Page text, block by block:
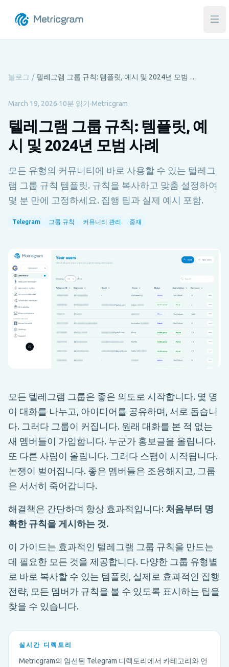
메
블로그 / 텔레그램 그룹 규칙: 템플릿, 예시 및 2024년 모범 사례
March 19, 2026·10분 읽기·Metricgram
텔레그램 그룹 규칙: 템플릿, 예
시 및 2024년 모범 사례
모든 유형의 커뮤니티에 바로 사용할 수 있는 텔레그
램 그룹 규칙 템플릿. 규칙을 복사하고 맞춤 설정하여
몇 분 만에 고정하세요. 집행 팁과 실제 예시 포함.
Telegram 그룹 규칙 커뮤니티 관리 중재
모든 텔레그램 그룹은 좋은 의도로 시작합니다. 몇 명
이 대화를 나누고, 아이디어를 공유하며, 서로 돕습니
다. 그러다 그룹이 커집니다. 원래 대화를 본 적 없는
새 멤버들이 가입합니다. 누군가 홍보글을 올립니다.
또 다른 사람이 올립니다. 그러다 스팸이 시작됩니다.
논쟁이 벌어집니다. 좋은 멤버들은 조용해지고, 그룹
은 서서히 죽어갑니다.
해결책은 간단하며 항상 효과적입니다: 처음부터 명
확한 규칙을 게시하는 것.
이 가이드는 효과적인 텔레그램 그룹 규칙을 만드는
데 필요한 모든 것을 제공합니다. 다양한 그룹 유형별
로 바로 복사할 수 있는 템플릿, 실제로 효과적인 집행
전략, 모든 멤버가 규칙을 볼 수 있도록 표시하는 팁을
찾을 수 있습니다.
실시간 디렉토리
Metricgram의 엄선된 Telegram 디렉토리에서 카테고리와 언